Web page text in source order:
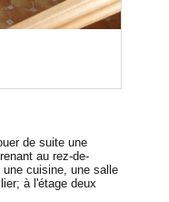
de suite une
au rez-de-
cuisine, une salle
à l'étage deux